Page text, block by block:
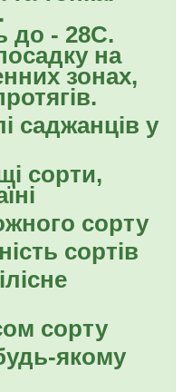
до - 28С.
на
зонах,
саджанців у
сорти,
сорту
сортів
сорту
якому